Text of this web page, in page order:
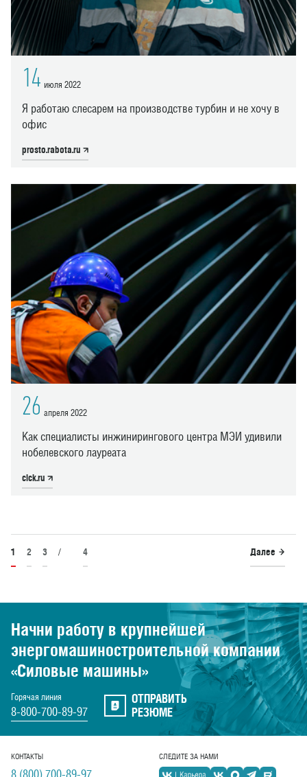
14 июля 2022
Я работаю слесарем на производстве турбин и не хочу в
офис
prosto.rabota.ru
26 апреля 2022
Как специалисты инжинирингового центра МЭИ удивили
нобелевского лауреата
clck.ru
1 2 3 / 4 Далее
Начни работу в крупнейшей
энергомашиностроительнойкомпании
«Силовые машины»
Горячая линия
8-800-700-89-97
ОТПРАВИТЬ
РЕЗЮМЕ
КОНТАКТЫ
8 (800) 700-89-97
СЛЕДИТЕ ЗА НАМИ